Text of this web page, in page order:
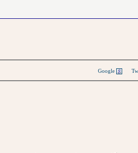
Google